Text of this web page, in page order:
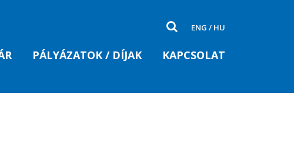
ENG / HU
PÁLYÁZATOK / DÍJAK KAPCSOLAT